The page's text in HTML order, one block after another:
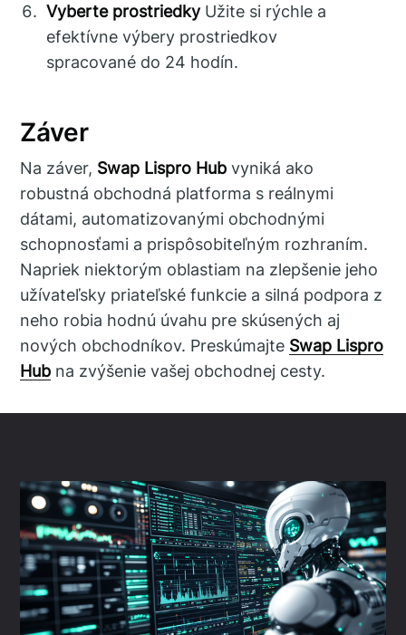
Vyberte prostriedkyUžite si rýchle a
efektívne výbery prostriedkov
spracované do 24 hodín.
Záver
Na záver, Swap Lispro Hub vyniká ako
robustná obchodná platforma s reálnymi
dátami, automatizovanými obchodnými
schopnosťami a prispôsobiteľným rozhraním.
Napriek niektorým oblastiam na zlepšenie jeho
užívateľsky priateľské funkcie a silná podpora z
neho robia hodnú úvahu pre skúsených aj
nových obchodníkov. Preskúmajte Swap Lispro
Hub na zvýšenie vašej obchodnej cesty.